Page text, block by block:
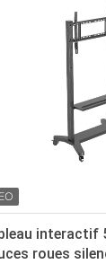
interactif
roues